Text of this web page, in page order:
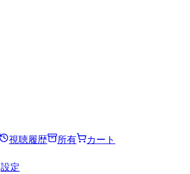
視聴履歴 所有
カート
設定